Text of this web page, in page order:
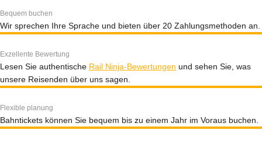
Bequem buchen
Wir sprechen Ihre Sprache und bieten über 20 Zahlungsmethoden an.
Exzellente Bewertung
Lesen Sie authentische Rail Ninja-Bewertungen und sehen Sie, was
unsere Reisenden über uns sagen.
Flexible planung
Bahntickets können Sie bequem bis zu einem Jahr im Voraus buchen.